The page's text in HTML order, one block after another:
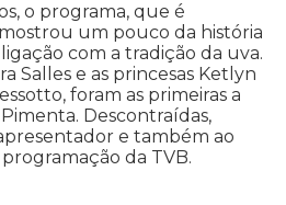
o programa, que é
um pouco da história
com a tradição da uva.
Salles e as princesas Ketlyn
foram as primeiras a
Descontraídas,
e também ao
da TVB.